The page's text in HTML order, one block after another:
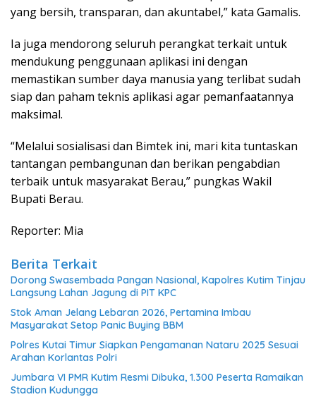
yang bersih, transparan, dan akuntabel,” kata Gamalis.
Ia juga mendorong seluruh perangkat terkait untuk
mendukung penggunaan aplikasi ini dengan
memastikan sumber daya manusia yang terlibat sudah
siap dan paham teknis aplikasi agar pemanfaatannya
maksimal.
“Melalui sosialisasi dan Bimtek ini, mari kita tuntaskan
tantangan pembangunan dan berikan pengabdian
terbaik untuk masyarakat Berau,” pungkas Wakil
Bupati Berau.
Reporter: Mia
Berita Terkait
Dorong Swasembada Pangan Nasional, Kapolres Kutim Tinjau
Langsung Lahan Jagung di PIT KPC
Stok Aman Jelang Lebaran 2026, Pertamina Imbau
Masyarakat Setop Panic Buying BBM
Polres Kutai Timur Siapkan Pengamanan Nataru 2025 Sesuai
Arahan Korlantas Polri
Jumbara VI PMR Kutim Resmi Dibuka, 1.300 Peserta Ramaikan
Stadion Kudungga